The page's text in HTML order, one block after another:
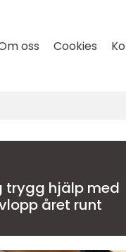
oss Cookies
året runt